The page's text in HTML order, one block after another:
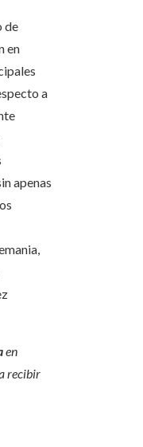
de
en
a
apenas
en
recibir